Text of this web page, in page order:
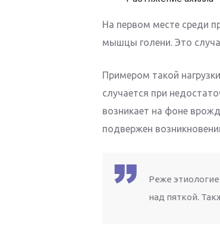
На первом месте среди
мышцы голени. Это
Примером такой
случается при
возникает на фоне
подвержен
Реже
над пяткой.